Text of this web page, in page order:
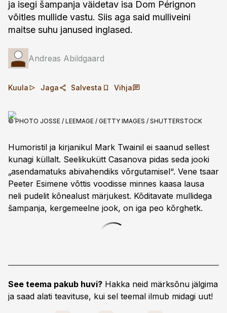
ja isegi šampanja väidetav isa Dom Pérignon
võitles mullide vastu. Siis aga said mulliveini
maitse suhu janused inglased.
Andreas Abildgaard
Kuula Jaga Salvesta Vihja
© PHOTO JOSSE / LEEMAGE / GETTY IMAGES / SHUTTERSTOCK
Humoristil ja kirjanikul Mark Twainil ei saanud sellest
kunagi küllalt. Seeliku­kütt Casanova pidas seda jooki
„asendamatuks abivahendiks võrgutamisel“. Vene tsaar
Peeter Esimene võttis voodisse minnes kaasa lausa
neli pudelit kõnealust märjukest. Kõditavate mullidega
šampanja, kergemeelne jook, on iga peo kõrghetk.
See teema pakub huvi? Hakka neid märksõnu jälgima
ja saad alati teavituse, kui sel teemal ilmub midagi uut!